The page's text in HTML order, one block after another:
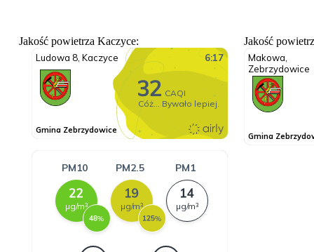
Jakość powietrza Kaczyce: Jakość